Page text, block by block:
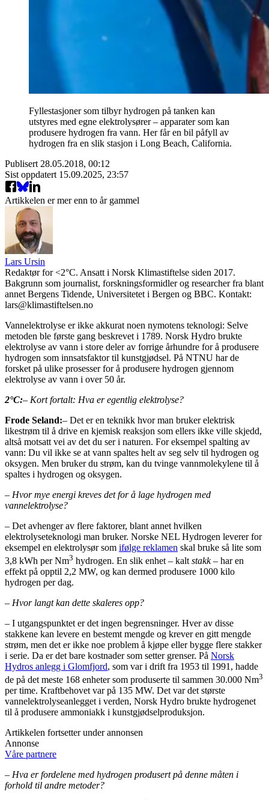
Fyllestasjoner som tilbyr hydrogen på tanken kan
utstyres med egne elektrolysører – apparater som kan
produsere hydrogen fra vann. Her får en bil påfyll av
hydrogen fra en slik stasjon i Long Beach, California.
Publisert 28.05.2018, 00:12
Sist oppdatert 15.09.2025, 23:57
Artikkelen er mer enn to år gammel
Lars Ursin
Redaktør for <2°C. Ansatt i Norsk Klimastiftelse siden 2017.
Bakgrunn som journalist, forskningsformidler og researcher fra blant
annet Bergens Tidende, Universitetet i Bergen og BBC. Kontakt:
lars@klimastiftelsen.no
Vannelektrolyse er ikke akkurat noen nymotens teknologi: Selve
metoden ble første gang beskrevet i 1789. Norsk Hydro brukte
elektrolyse av vann i store deler av forrige århundre for å produsere
hydrogen som innsatsfaktor til kunstgjødsel. På NTNU har de
forsket på ulike prosesser for å produsere hydrogen gjennom
elektrolyse av vann i over 50 år.
2°C:– Kort fortalt: Hva er egentlig elektrolyse?
Frode Seland:– Det er en teknikk hvor man bruker elektrisk
likestrøm til å drive en kjemisk reaksjon som ellers ikke ville skjedd,
altså motsatt vei av det du ser i naturen. For eksempel spalting av
vann: Du vil ikke se at vann spaltes helt av seg selv til hydrogen og
oksygen. Men bruker du strøm, kan du tvinge vannmolekylene til å
spaltes i hydrogen og oksygen.
– Hvor mye energi kreves det for å lage hydrogen med
vannelektrolyse?
– Det avhenger av flere faktorer, blant annet hvilken
elektrolyseteknologi man bruker. Norske NEL Hydrogen leverer for
eksempel en elektrolysør som ifølge reklamen skal bruke så lite som
3,8 kWh per Nm3 hydrogen. En slik enhet – kalt stakk– har en
effekt på opptil 2,2 MW, og kan dermed produsere 1000 kilo
hydrogen per dag.
– Hvor langt kan dette skaleres opp?
– I utgangspunktet er det ingen begrensninger. Hver av disse
stakkene kan levere en bestemt mengde og krever en gitt mengde
strøm, men det er ikke noe problem å kjøpe eller bygge flere stakker
i serie. Da er det bare kostnader som setter grenser. På Norsk
Hydros anlegg i Glomfjord, som var i drift fra 1953 til 1991, hadde
de på det meste 168 enheter som produserte til sammen 30.000 Nm3
per time. Kraftbehovet var på 135 MW. Det var det største
vannelektrolyseanlegget i verden, Norsk Hydro brukte hydrogenet
til å produsere ammoniakk i kunstgjødselproduksjon.
Artikkelen fortsetter under annonsen
Annonse
Våre partnere
– Hva er fordelene med hydrogen produsert på denne måten i
forhold til andre metoder?